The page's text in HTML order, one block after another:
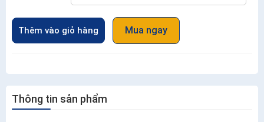
Thêm vào giỏ hàng Mua ngay
Thông tin sản phẩm